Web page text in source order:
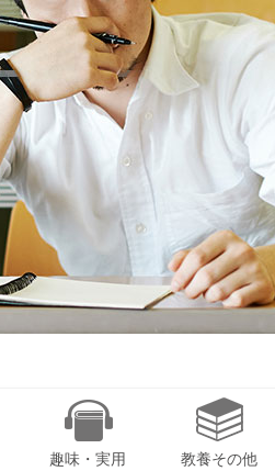
趣味・実用 教養その他